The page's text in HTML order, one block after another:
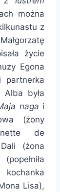
można
z
życie
Egona
partnerka
była
naga i
(żony
de
(żona
Lisa),